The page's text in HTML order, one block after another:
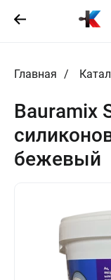
Главная
Bauramix
бежевый